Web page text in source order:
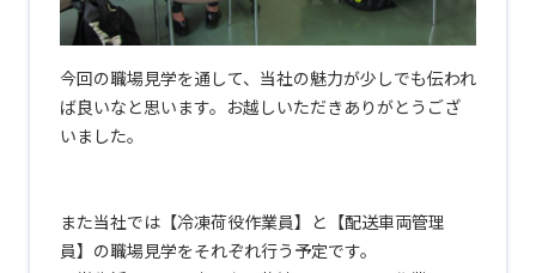
今回の職場見学を通して、当社の魅力が少しでも伝われ
ば良いなと思います。お越しいただきありがとうござ
いました。
また当社では【冷凍荷役作業員】と【配送車両管理
員】の職場見学をそれぞれ行う予定です。